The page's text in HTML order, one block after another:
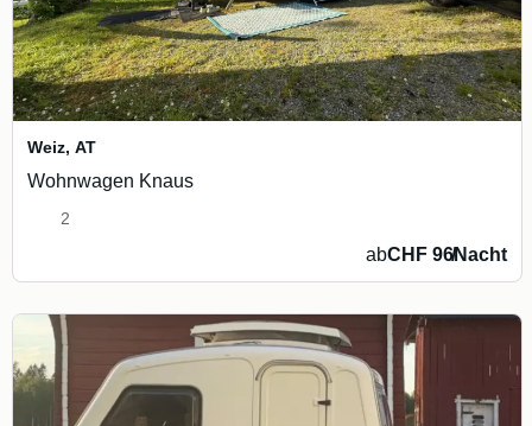
Weiz, AT
Wohnwagen Knaus
2
abCHF 96/Nacht